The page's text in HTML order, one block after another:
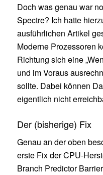
Doch was genau war
Spectre? Ich hatte
ausführlichen Artikel
Moderne Prozessoren
Richtung sich eine
und im Voraus
sollte. Dabei können
eigentlich nicht
Der (bisherige) Fix
Genau an der oben
erste Fix der CPU-
Branch Predictor